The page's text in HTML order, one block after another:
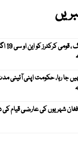
کیریبین
جا رہا، حکومت اپنی آئینی
شہریوں کی عارضی قیام کی